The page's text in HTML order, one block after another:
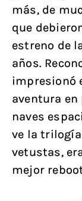
más, de
que
estreno de
años.
impresionó
aventura
naves
ve la
vetustas,
mejor